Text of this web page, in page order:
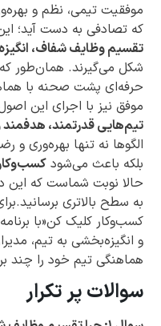
موفقیت تیمی، نظم و
که تصادفی به دست آید؛
تقسیم وظایف شفاف،
شکل می‌گیرند. همان‌طور
حرفه‌ای پشت صحنه با
موفق نیز با اجرای این
تیم‌هایی قدرتمند،
الگوها نه تنها بهره‌وری و
بلکه باعث می‌شود کسب‌وکار
حالا نوبت شماست که این
به سطح بالاتری
کسب‌وکار کلیک کن«با
و انگیزه‌بخشی به تیم،
هماهنگی تیم خود را چند
سوالات پر تکرار